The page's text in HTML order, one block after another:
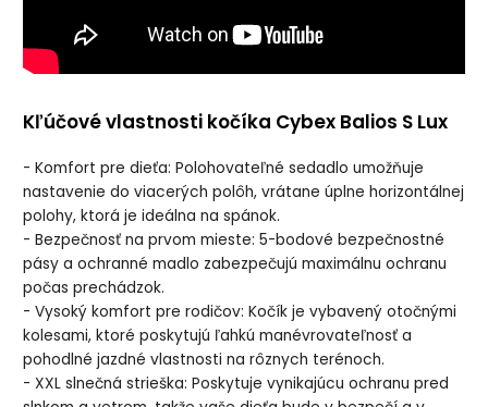
Kľúčové vlastnosti kočíka Cybex Balios S Lux
- Komfort pre dieťa: Polohovateľné sedadlo umožňuje
nastavenie do viacerých polôh, vrátane úplne horizontálnej
polohy, ktorá je ideálna na spánok.
- Bezpečnosť na prvom mieste: 5-bodové bezpečnostné
pásy a ochranné madlo zabezpečujú maximálnu ochranu
počas prechádzok.
- Vysoký komfort pre rodičov: Kočík je vybavený otočnými
kolesami, ktoré poskytujú ľahkú manévrovateľnosť a
pohodlné jazdné vlastnosti na rôznych terénoch.
- XXL slnečná strieška: Poskytuje vynikajúcu ochranu pred